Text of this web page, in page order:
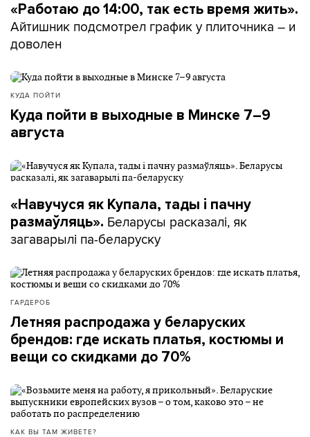
«Работаю до 14:00, так есть время жить».
Айтишник подсмотрел график у плиточника – и
доволен
КУДА ПОЙТИ
Куда пойти в выходные в Минске 7–9
августа
«Навучуся як Купала, тады і пачну
размаўляць». Беларусы расказалі, як
загаварылі па-беларуску
ГАРДЕРОБ
Летняя распродажа у беларуских
брендов: где искать платья, костюмы и
вещи со скидками до 70%
КАК ВЫ ТАМ ЖИВЕТЕ?